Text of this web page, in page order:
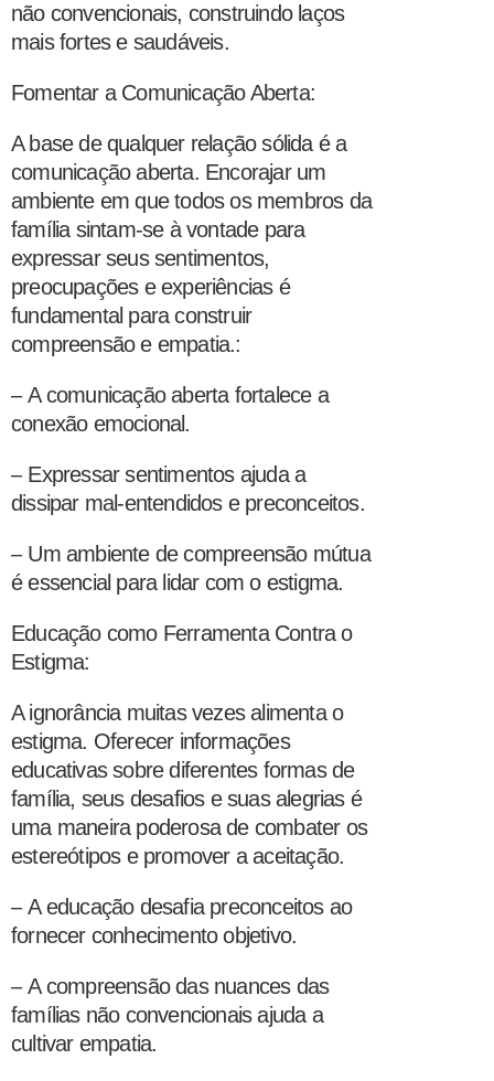
não convencionais, construindo laços
mais fortes e saudáveis.
Fomentar a Comunicação Aberta:
A base de qualquer relação sólida é a
comunicação aberta. Encorajar um
ambiente em que todos os membros da
família sintam-se à vontade para
expressar seus sentimentos,
preocupações e experiências é
fundamental para construir
compreensão e empatia.:
– A comunicação aberta fortalece a
conexão emocional.
– Expressar sentimentos ajuda a
dissipar mal-entendidos e preconceitos.
– Um ambiente de compreensão mútua
é essencial para lidar com o estigma.
Educação como Ferramenta Contra o
Estigma:
A ignorância muitas vezes alimenta o
estigma. Oferecer informações
educativas sobre diferentes formas de
família, seus desafios e suas alegrias é
uma maneira poderosa de combater os
estereótipos e promover a aceitação.
– A educação desafia preconceitos ao
fornecer conhecimento objetivo.
– A compreensão das nuances das
famílias não convencionais ajuda a
cultivar empatia.